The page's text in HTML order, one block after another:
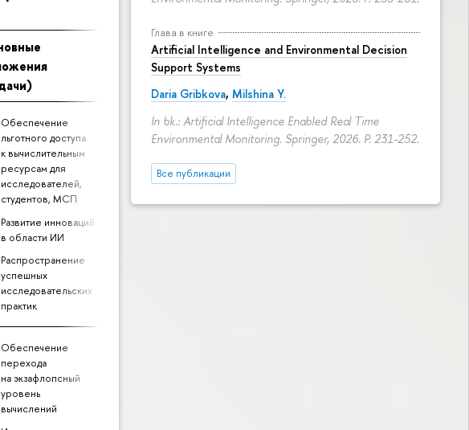
Глава в книге
Artificial Intelligence and Environmental Decision
Support Systems
Daria Gribkova, Milshina Y.
In bk.: Artificial Intelligence Enabled Real Time
Environmental Monitoring. Springer, 2026. P. 231-252.
Все публикации
Бюджет
Обеспечение
льготного доступа
к вычислительным
ресурсам для
исследователей,
студентов, МСП
Развитие инноваций
в области ИИ
Распространение
успешных
исследовательских
практик
в 2023–
долл. в год)
Обеспечение
перехода
на экзафлопсный
уровень
вычислений